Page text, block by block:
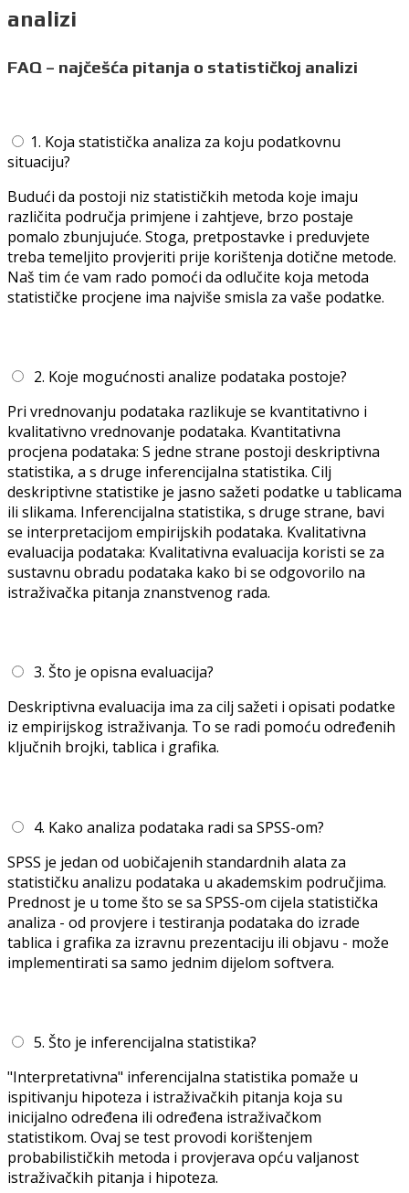
analizi
FAQ – najčešća pitanja o statističkoj analizi
1. Koja statistička analiza za koju podatkovnu
situaciju?
Budući da postoji niz statističkih metoda koje imaju
različita područja primjene i zahtjeve, brzo postaje
pomalo zbunjujuće. Stoga, pretpostavke i preduvjete
treba temeljito provjeriti prije korištenja dotične metode.
Naš tim će vam rado pomoći da odlučite koja metoda
statističke procjene ima najviše smisla za vaše podatke.
2. Koje mogućnosti analize podataka postoje?
Pri vrednovanju podataka razlikuje se kvantitativno i
kvalitativno vrednovanje podataka. Kvantitativna
procjena podataka: S jedne strane postoji deskriptivna
statistika, a s druge inferencijalna statistika. Cilj
deskriptivne statistike je jasno sažeti podatke u tablicama
ili slikama. Inferencijalna statistika, s druge strane, bavi
se interpretacijom empirijskih podataka. Kvalitativna
evaluacija podataka: Kvalitativna evaluacija koristi se za
sustavnu obradu podataka kako bi se odgovorilo na
istraživačka pitanja znanstvenog rada.
3. Što je opisna evaluacija?
Deskriptivna evaluacija ima za cilj sažeti i opisati podatke
iz empirijskog istraživanja. To se radi pomoću određenih
ključnih brojki, tablica i grafika.
4. Kako analiza podataka radi sa SPSS-om?
SPSS je jedan od uobičajenih standardnih alata za
statističku analizu podataka u akademskim područjima.
Prednost je u tome što se sa SPSS-om cijela statistička
analiza - od provjere i testiranja podataka do izrade
tablica i grafika za izravnu prezentaciju ili objavu - može
implementirati sa samo jednim dijelom softvera.
5. Što je inferencijalna statistika?
"Interpretativna" inferencijalna statistika pomaže u
ispitivanju hipoteza i istraživačkih pitanja koja su
inicijalno određena ili određena istraživačkom
statistikom. Ovaj se test provodi korištenjem
probabilističkih metoda i provjerava opću valjanost
istraživačkih pitanja i hipoteza.